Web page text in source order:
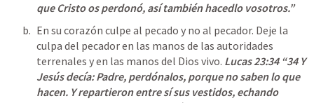
que Cristo os perdonó, así también hacedlo vosotros.”
En su corazón culpe al pecado y no al pecador. Deje la
culpa del pecador en las manos de las autoridades
terrenales y en las manos del Dios vivo. Lucas 23:34 “34 Y
Jesús decía: Padre, perdónalos, porque no saben lo que
hacen. Y repartieron entre sí sus vestidos, echando